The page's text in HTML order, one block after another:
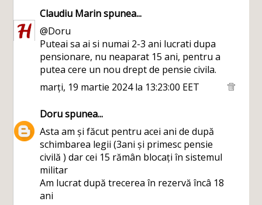
Claudiu Marinspunea...
@Doru
Puteai sa ai si numai 2-3 ani lucrati dupa
pensionare, nu neaparat 15 ani, pentru a
putea cere un nou drept de pensie civila.
marți, 19 martie 2024 la 13:23:00 EET
Doruspunea...
Asta am și făcut pentru acei ani de după
schimbarea legii (3ani și primesc pensie
civilă ) dar cei 15 rămân blocați în sistemul
militar
Am lucrat după trecerea în rezervă încâ 18
ani